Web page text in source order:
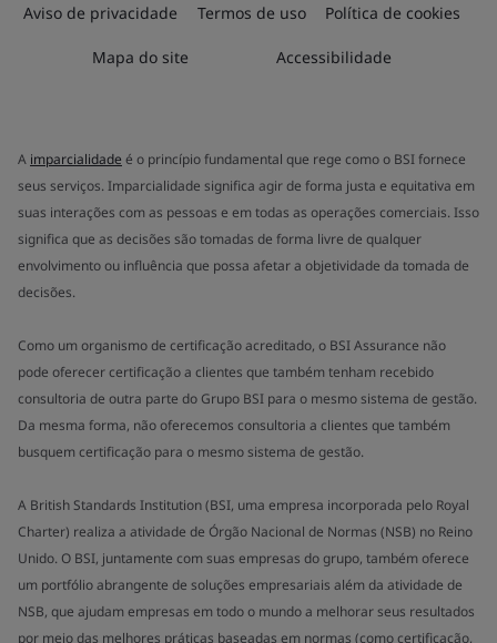
Aviso de privacidade Termos de uso Política de cookies
Mapa do site Accessibilidade
A imparcialidade é o princípio fundamental que rege como o BSI fornece
seus serviços. Imparcialidade significa agir de forma justa e equitativa em
suas interações com as pessoas e em todas as operações comerciais. Isso
significa que as decisões são tomadas de forma livre de qualquer
envolvimento ou influência que possa afetar a objetividade da tomada de
decisões.
Como um organismo de certificação acreditado, o BSI Assurance não
pode oferecer certificação a clientes que também tenham recebido
consultoria de outra parte do Grupo BSI para o mesmo sistema de gestão.
Da mesma forma, não oferecemos consultoria a clientes que também
busquem certificação para o mesmo sistema de gestão.
A British Standards Institution (BSI, uma empresa incorporada pelo Royal
Charter) realiza a atividade de Órgão Nacional de Normas (NSB) no Reino
Unido. O BSI, juntamente com suas empresas do grupo, também oferece
um portfólio abrangente de soluções empresariais além da atividade de
NSB, que ajudam empresas em todo o mundo a melhorar seus resultados
por meio das melhores práticas baseadas em normas (como certificação,